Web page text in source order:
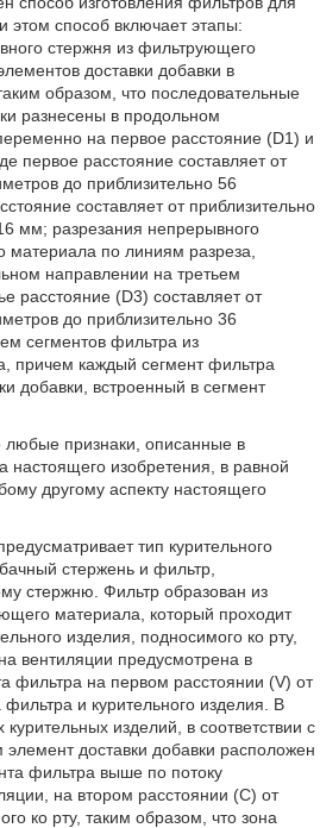
этом способ включает этапы:
стержня из фильтрующего
доставки добавки в
образом, что последовательные
разнесены в продольном
на первое расстояние (D1) и
первое расстояние составляет от
до приблизительно 56
составляет от приблизительно
мм; разрезания непрерывного
по линиям разреза,
направлении на третьем
расстояние (D3) составляет от
до приблизительно 36
сегментов фильтра из
причем каждый сегмент фильтра
добавки, встроенный в сегмент
любые признаки, описанные в
настоящего изобретения, в равной
другому аспекту настоящего
тип курительного
стержень и фильтр,
стержню. Фильтр образован из
материала, который проходит
изделия, подносимого ко рту,
вентиляции предусмотрена в
фильтра на первом расстоянии (V) от
и курительного изделия. В
изделий, в соответствии с
доставки добавки расположен
фильтра выше по потоку
на втором расстоянии (C) от
ко рту, таким образом, что зона